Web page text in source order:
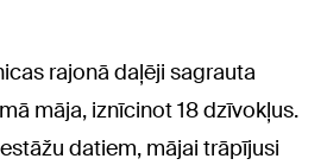
rajonā daļēji sagrauta
māja, iznīcinot 18 dzīvokļus.
datiem, mājai trāpījusi